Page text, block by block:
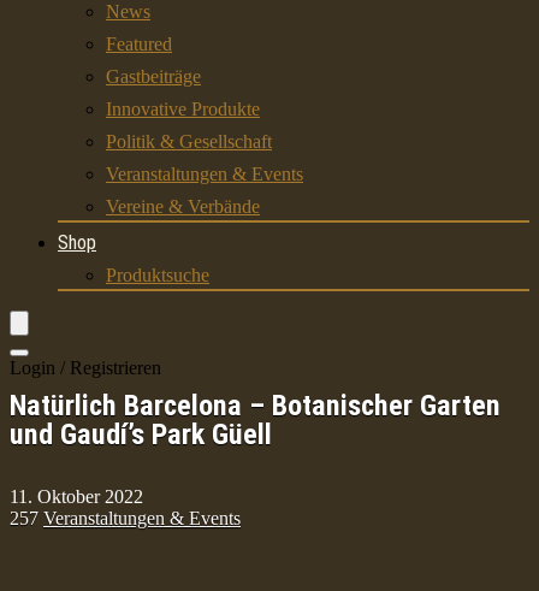
News
Featured
Gastbeiträge
Innovative Produkte
Politik & Gesellschaft
Veranstaltungen & Events
Vereine & Verbände
Shop
Produktsuche
Login / Registrieren
Natürlich Barcelona – Botanischer Garten
und Gaudí’s Park Güell
11. Oktober 2022
257 Veranstaltungen & Events